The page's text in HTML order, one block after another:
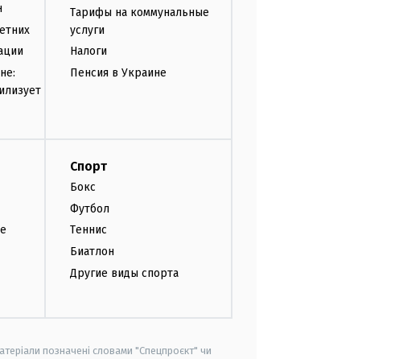
Тарифы на коммунальные
услуги
Налоги
Пенсия в Украине
Спорт
Бокс
Футбол
Теннис
Биатлон
Другие виды спорта
позначені словами "Спецпроєкт" чи